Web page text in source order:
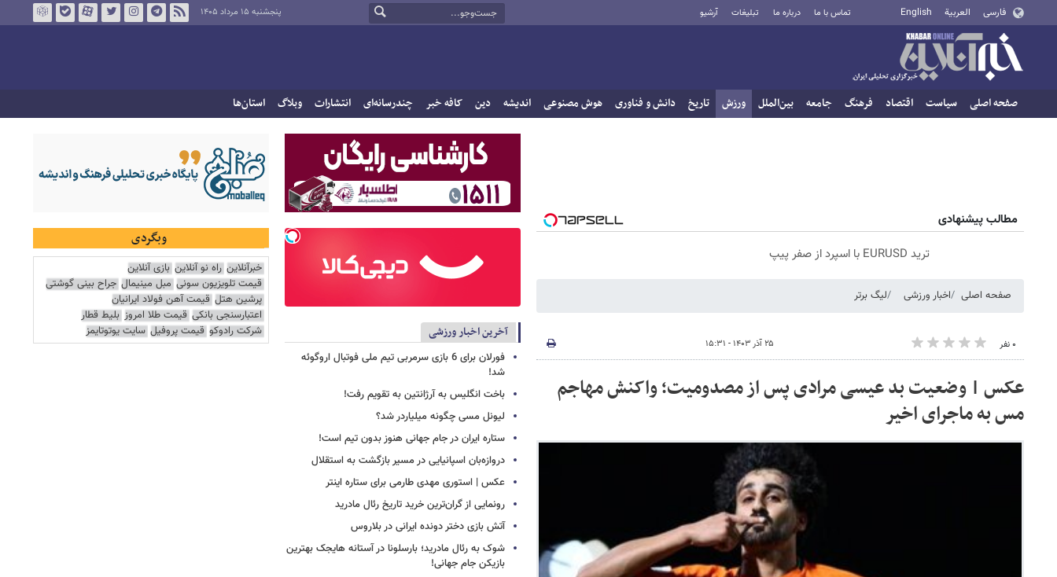
فارسی العربية English تماس با ما درباره ما تبلیغات آرشیو پنجشنبه ۱۵ مرداد ۱۴۰۵
صفحه اصلی سیاست اقتصاد فرهنگ جامعه بین‌الملل ورزش تاریخ دانش و فناوری هوش مصنوعی اندیشه دین کافه خبر چندرسانه‌ای انتشارات وبلاگ استان‌ها
مطالب پیشنهادی
ترید EURUSD با اسپرد از صفر پیپ
صفحه اصلی اخبار ورزشی لیگ برتر
۰ نفر ۲۵ آذر ۱۴۰۳ - ۱۵:۳۱
عکس | وضعیت بد عیسی مرادی پس از مصدومیت؛ واکنش مهاجم
مس به ماجرای اخیر
آخرین اخبار ورزشی
فورلان برای 6 بازی سرمربی تیم ملی فوتبال اروگوئه
شد!
باخت انگلیس به آرژانتین به تقویم رفت!
لیونل مسی چگونه میلیاردر شد؟
ستاره ایران در جام جهانی هنوز بدون تیم است!
دروازه‌بان اسپانیایی در مسیر بازگشت به استقلال
عکس | استوری مهدی طارمی برای ستاره اینتر
رونمایی از گران‌ترین خرید تاریخ رئال مادرید
آتش بازی دختر دونده ایرانی در بلاروس
شوک به رئال مادرید؛ بارسلونا در آستانه هایجک بهترین
بازیکن جام جهانی!
وبگردی
خبرآنلاین راه نو آنلاین بازی آنلاین
قیمت تلویزیون سونی مبل مینیمال جراح بینی گوشتی
پرشین هتل قیمت آهن فولاد ایرانیان
اعتبارسنجی بانکی قیمت طلا امروز بلیط قطار
شرکت رادوکو قیمت پروفیل سایت یوتوتایمز